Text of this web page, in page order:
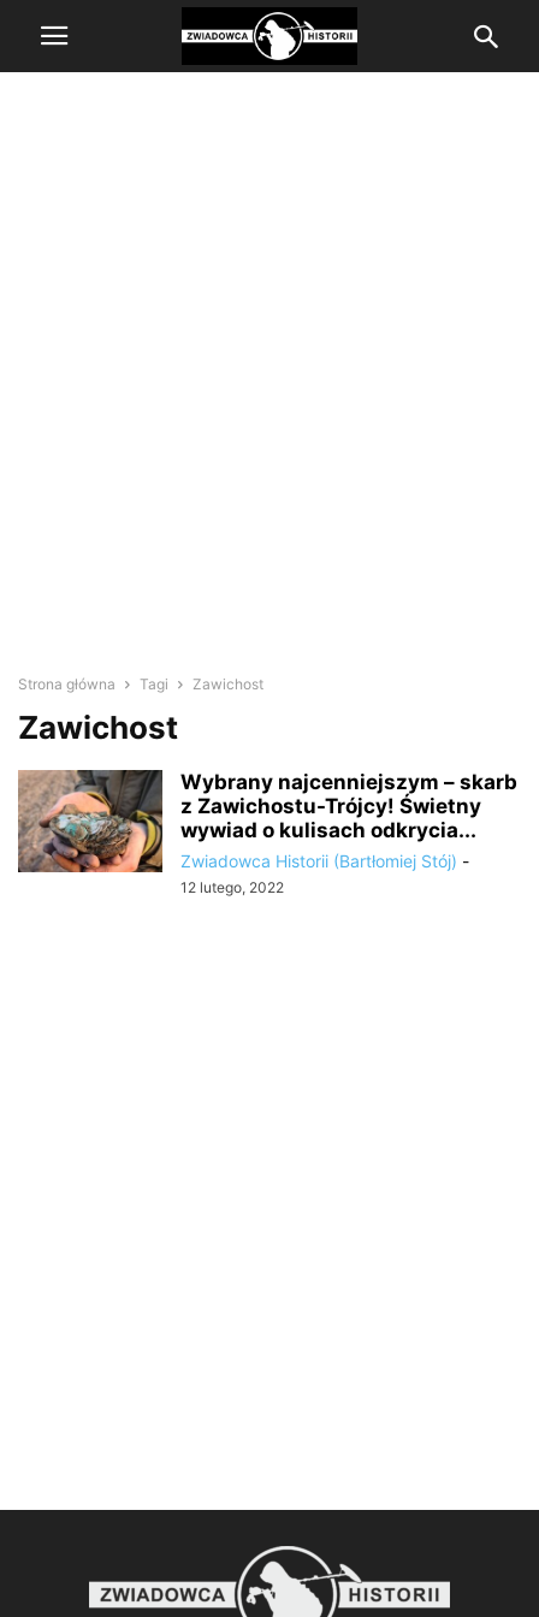
Strona główna Tagi Zawichost
Zawichost
Wybrany najcenniejszym – skarb
z Zawichostu-Trójcy! Świetny
wywiad o kulisach odkrycia...
Zwiadowca Historii (Bartłomiej Stój) -
12 lutego, 2022